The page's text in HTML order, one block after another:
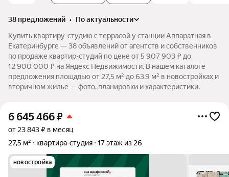
38 предложений •
по актуальности
Купить квартиру-студию с террасой у станции Аппаратная в
Екатеринбурге — 38 объявлений от агентств и собственников
по продаже квартир-студий по цене от 5 907 903 ₽ до
12 900 000 ₽ на Яндекс Недвижимости. В нашем каталоге
предложения площадью от 27,5 м² до 63,9 м² в новостройках и
вторичном жилье — фото, планировки и характеристики.
6 645 466₽
от 23 843 ₽ в месяц
27,5 м²
квартира-студия 17 этаж из 26
новостройка